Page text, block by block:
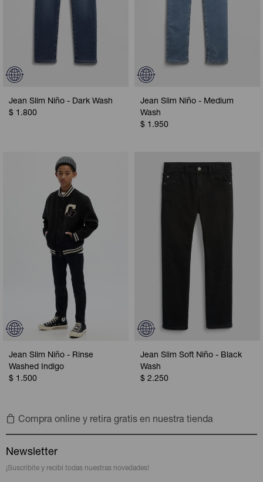
Jean Slim Niño - Dark Wash
$ 1.800
Jean Slim Niño - Medium
Wash
$ 1.950
Jean Slim Niño - Rinse
Washed Indigo
$ 1.500
Jean Slim Soft Niño - Black
Wash
$ 2.250
Compra online y retira gratis en nuestra tienda
Newsletter
¡Suscribite y recibí todas nuestras novedades!